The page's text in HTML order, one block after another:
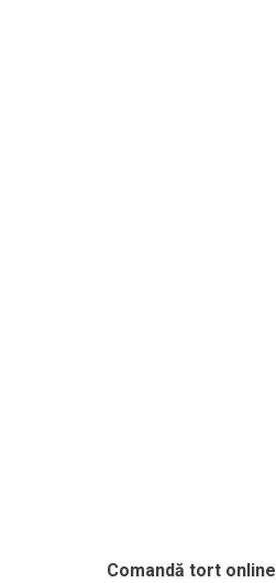
Comandă tort online